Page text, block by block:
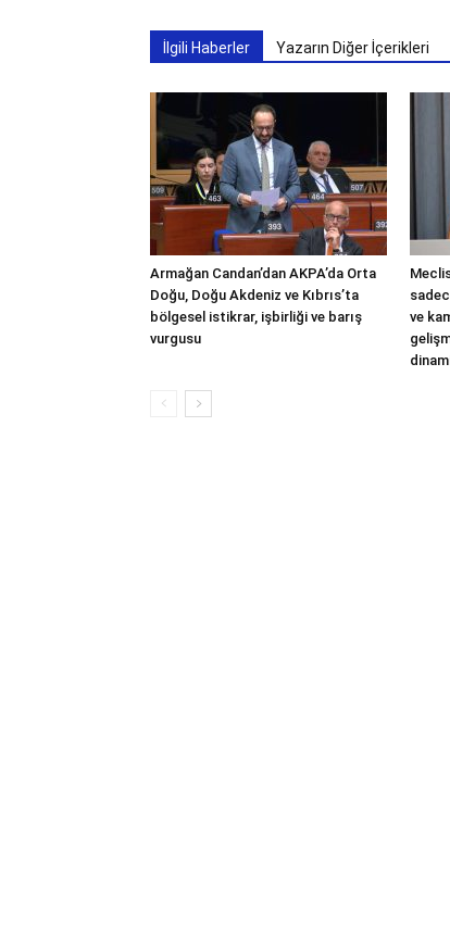
İlgili Haberler Yazarın Diğer İçerikleri
Armağan Candan’dan AKPA’da Orta
Doğu, Doğu Akdeniz ve Kıbrıs’ta
bölgesel istikrar, işbirliği ve barış
vurgusu
ve